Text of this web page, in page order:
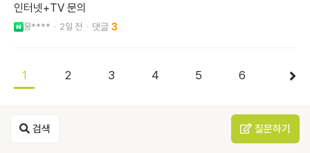
인터넷+TV 문의
뭉**** 2일 전 3
1 2 3 4 5 6
검색 질문하기